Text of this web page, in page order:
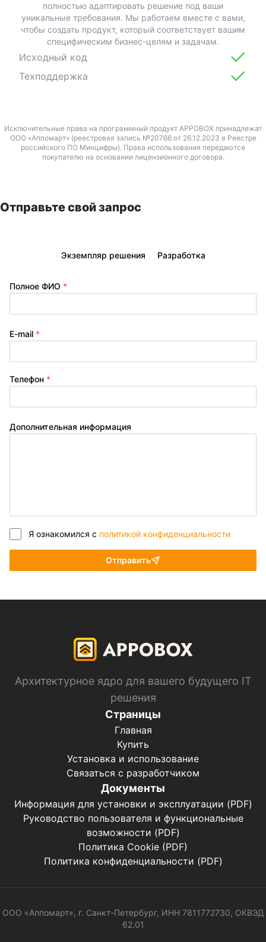
полностью адаптировать решение под ваши
уникальные требования. Мы работаем вместе с вами,
чтобы создать продукт, который соответствует вашим
специфическим бизнес-целям и задачам.
Исходный код
Техподдержка
Исключительные права на программный продукт APPOBOX принадлежат
ООО «Аппомарт» (реестровая запись №20766 от 26.12.2023 в Реестре
российского ПО Минцифры). Права использования передаются
покупателю на основании лицензионного договора.
Отправьте свой запрос
Экземпляр решения Разработка
Полное ФИО *
E-mail *
Телефон *
Дополнительная информация
Я ознакомился с политикой конфиденциальности
Отправить
Архитектурное ядро для вашего будущего IT
решения
Страницы
Главная
Купить
Установка и использование
Связаться с разработчиком
Документы
Информация для установки и эксплуатации (PDF)
Руководство пользователя и функциональные
возможности (PDF)
Политика Cookie (PDF)
Политика конфиденциальности (PDF)
ООО «Аппомарт», г. Санкт-Петербург, ИНН 7811772730, ОКВЭД
62.01